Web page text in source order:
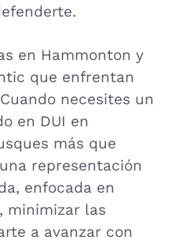
en Hammonton y
que enfrentan
necesites un
en DUI en
más que
representación
enfocada en
minimizar las
a avanzar con